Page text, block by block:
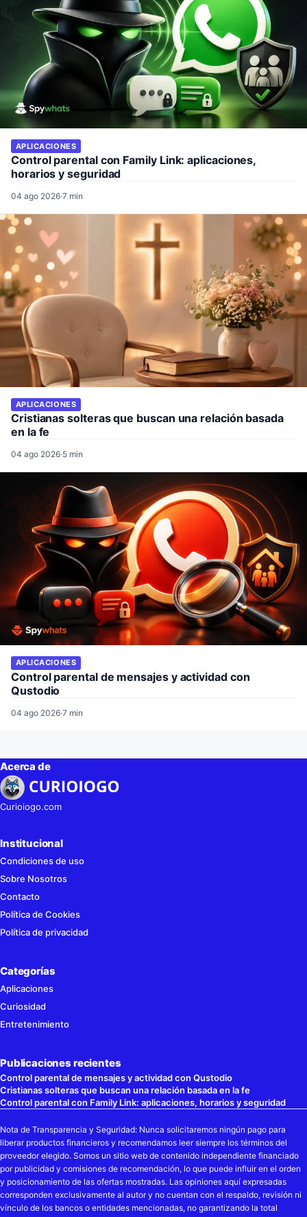
APLICACIONES
Control parental con Family Link: aplicaciones,
horarios y seguridad
04 ago 2026·7 min
APLICACIONES
Cristianas solteras que buscan una relación basada
en la fe
04 ago 2026·5 min
APLICACIONES
Control parental de mensajes y actividad con
Qustodio
04 ago 2026·7 min
Acerca de
Curioiogo.com
Institucional
Condiciones de uso
Sobre Nosotros
Contacto
Política de Cookies
Política de privacidad
Categorías
Aplicaciones
Curiosidad
Entretenimiento
Publicaciones recientes
Control parental de mensajes y actividad con Qustodio
Cristianas solteras que buscan una relación basada en la fe
Control parental con Family Link: aplicaciones, horarios y seguridad
Nota de Transparencia y Seguridad: Nunca solicitaremos ningún pago para
liberar productos financieros y recomendamos leer siempre los términos del
proveedor elegido. Somos un sitio web de contenido independiente financiado
por publicidad y comisiones de recomendación, lo que puede influir en el orden
y posicionamiento de las ofertas mostradas. Las opiniones aquí expresadas
corresponden exclusivamente al autor y no cuentan con el respaldo, revisión ni
vínculo de los bancos o entidades mencionadas, no garantizando la total